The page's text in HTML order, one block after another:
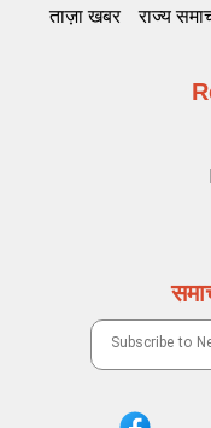
ताज़ा खबर राज्य